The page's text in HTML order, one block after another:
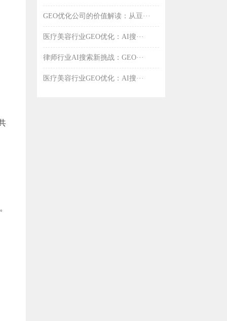
GEO优化公司的价值解读：从豆···
医疗美容行业GEO优化：AI搜···
律师行业AI搜索新挑战：GEO···
医疗美容行业GEO优化：AI搜···